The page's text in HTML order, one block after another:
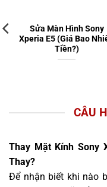
Sửa Màn Hình Sony
Xperia E5 (Giá Bao
Tiền?)
CÂU
Thay Mặt Kính Sony
Thay?
Để nhận biết khi nào